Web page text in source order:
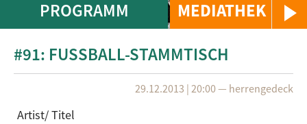
MEDIATHEK
PROGRAMM
#91: FUSSBALL-STAMMTISCH
29.12.2013 | 20:00— herrengedeck
Artist Titel